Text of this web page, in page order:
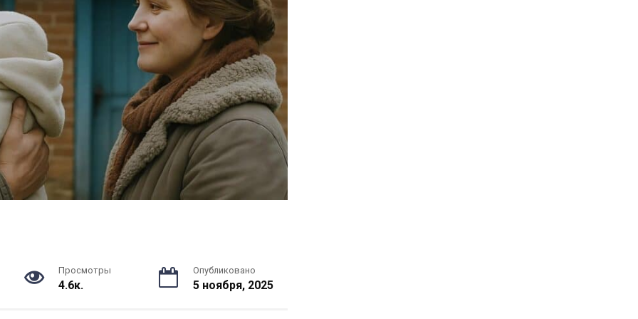
Просмотры
4.6к.
Опубликовано
5 ноября, 2025